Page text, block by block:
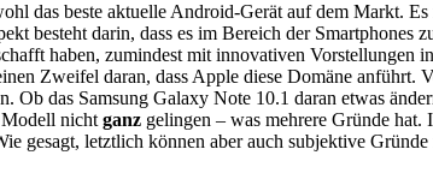
das beste aktuelle Android-Gerät auf dem Markt.
besteht darin, dass es im Bereich der Smartphones
haben, zumindest mit innovativen Vorstellungen
Zweifel daran, dass Apple diese Domäne anführt.
Ob das Samsung Galaxy Note 10.1 daran etwas
Modell nicht ganz gelingen – was mehrere Gründe
gesagt, letztlich können aber auch subjektive